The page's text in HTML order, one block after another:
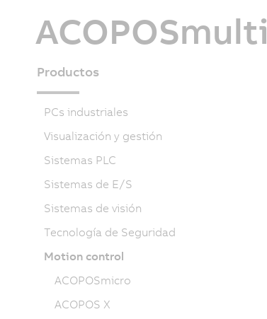
ACOPOSmulti
Productos
PCs industriales
Visualización y gestión
Sistemas PLC
Sistemas de E/S
Sistemas de visión
Tecnología de Seguridad
Motion control
ACOPOSmicro
ACOPOS X